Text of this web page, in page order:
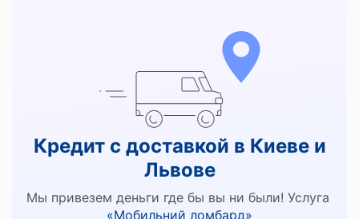
Кредит с доставкой в Киеве и
Львове
Мы привезем деньги где бы вы ни были! Услуга
«Мобильний ломбард»